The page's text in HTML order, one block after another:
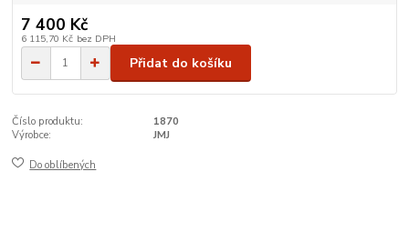
7 400 Kč
6 115,70 Kč bez DPH
Přidat do košíku
Číslo produktu:
1870
Výrobce:
JMJ
Do oblíbených